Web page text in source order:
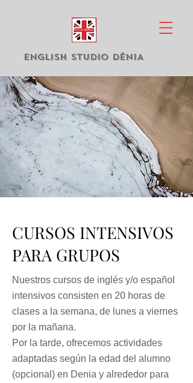
english studio DÉNIA
CURSOS INTENSIVOS
PARA GRUPOS
Nuestros cursos de inglés y/o español
intensivos consisten en 20 horas de
clases a la semana, de lunes a viernes
por la mañana.
Por la tarde, ofrecemos actividades
adaptadas según la edad del alumno
(opcional) en Denia y alrededor para